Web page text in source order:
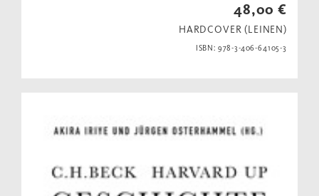
48,00 €
HARDCOVER (LEINEN)
ISBN: 978-3-406-64105-3